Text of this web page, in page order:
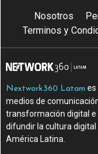
Nosotros
Terminos y
Nextwork360 Latam es
medios de
transformación digital e
difundir la cultura
América Latina.